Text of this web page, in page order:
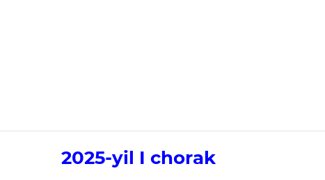
2025-yil I chorak